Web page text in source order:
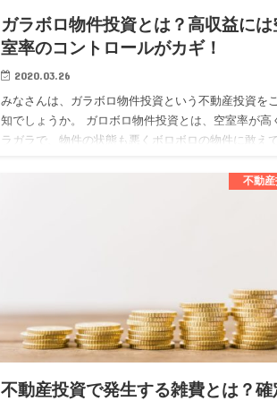
ガラボロ物件投資とは？高収益には
室率のコントロールがカギ！
2020.03.26
みなさんは、ガラボロ物件投資という不動産投資を
知でしょうか。 ガロボロ物件投資とは、空室率が高
ラガラで、物件の状態も悪くボロボロの物件に敢え
不動産
不動産投資で発生する雑費とは？確